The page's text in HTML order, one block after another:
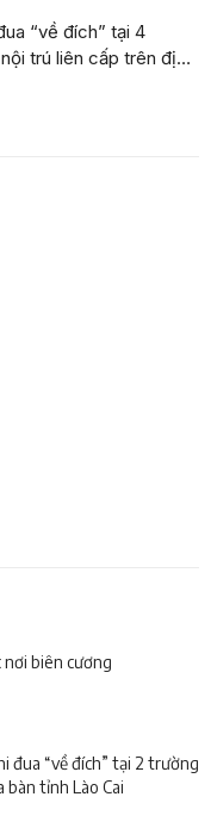
“về đích” tại 4
trú liên cấp trên địa
biên cương
đua “về đích” tại 2 trường
tỉnh Lào Cai